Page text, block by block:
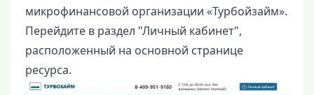
микрофинансовой организации «Турбойзайм».
Перейдите в раздел "Личный кабинет",
расположенный на основной странице
ресурса.